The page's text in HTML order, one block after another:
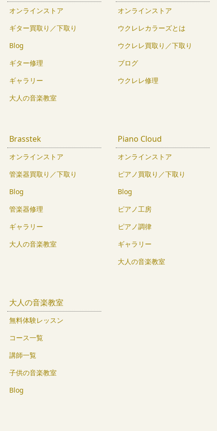
オンラインストア
ギター買取り／下取り
Blog
ギター修理
ギャラリー
大人の音楽教室
オンラインストア
ウクレレカラーズとは
ウクレレ買取り／下取り
ブログ
ウクレレ修理
Brasstek
オンラインストア
管楽器買取り／下取り
Blog
管楽器修理
ギャラリー
大人の音楽教室
Piano Cloud
オンラインストア
ピアノ買取り／下取り
Blog
ピアノ工房
ピアノ調律
ギャラリー
大人の音楽教室
大人の音楽教室
無料体験レッスン
コース一覧
講師一覧
子供の音楽教室
Blog